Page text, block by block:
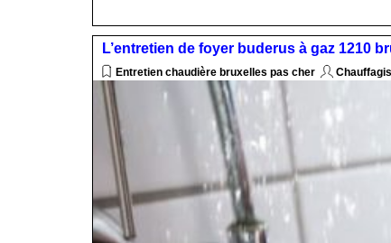
L’entretien de foyer buderus à gaz 1210
Entretien chaudière bruxelles pas cher